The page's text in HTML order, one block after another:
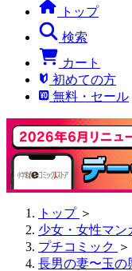
トップ
検索
カート
初めての方
無料・セール
トップ ＞
少女・女性マン
プチコミック ＞
長男の妻〜玉の